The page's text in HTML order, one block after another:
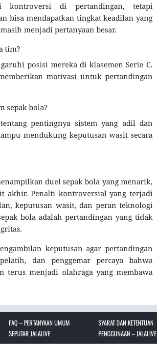
kontroversi di pertandingan, tetapi
bisa mendapatkan tingkat keadilan yang
menjadi pertanyaan besar.
tim?
posisi mereka di klasemen Serie C.
motivasi untuk pertandingan
sepak bola?
pentingnya sistem yang adil dan
mendukung keputusan wasit secara
duel sepak bola yang menarik,
akhir. Penalti kontroversial yang terjadi
keputusan wasit, dan peran teknologi
bola adalah pertandingan yang tidak
keputusan agar pertandingan
dan penggemar percaya bahwa
terus menjadi olahraga yang membawa
FAQ – PERTANYAAN UMUM
SEPUTAR JALALIVE
SYARAT DAN KETENTUAN
PENGGUNAAN – JALALIVE